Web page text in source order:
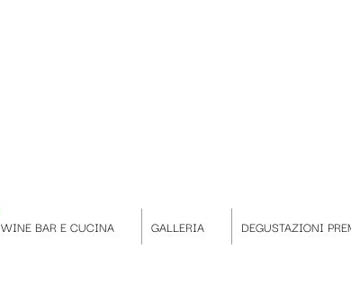
WINE BAR E CUCINA GALLERIA DEGUSTAZIONI